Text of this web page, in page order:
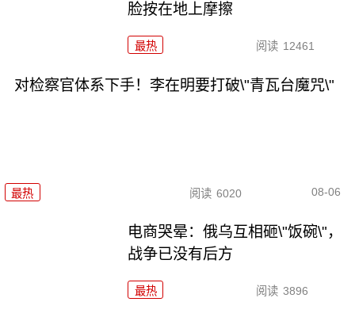
脸按在地上摩擦
最热 阅读 12461
对检察官体系下手！李在明要打破\"青瓦台魔咒\"
最热 阅读 6020 08-06
电商哭晕：俄乌互相砸\"饭碗\"，
战争已没有后方
最热 阅读 3896